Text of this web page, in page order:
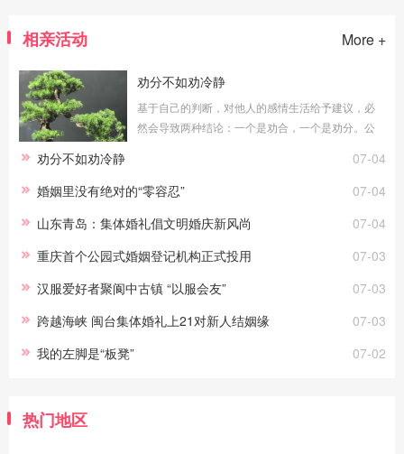
相亲活动 More +
劝分不如劝冷静
基于自己的判断，对他人的感情生活给予建议，必
然会导致两种结论：一个是劝合，一个是劝分。公
07-04
劝分不如劝冷静
07-04
婚姻里没有绝对的“零容忍”
07-04
山东青岛：集体婚礼倡文明婚庆新风尚
07-03
重庆首个公园式婚姻登记机构正式投用
07-03
汉服爱好者聚阆中古镇 “以服会友”
07-03
跨越海峡 闽台集体婚礼上21对新人结姻缘
07-02
我的左脚是“板凳”
热门地区